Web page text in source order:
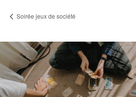
Soirée jeux de société